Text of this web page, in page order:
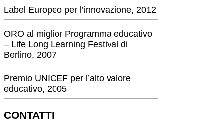
Label Europeo per l’innovazione, 2012
ORO al miglior Programma educativo
– Life Long Learning Festival di
Berlino, 2007
Premio UNICEF per l’alto valore
educativo, 2005
CONTATTI